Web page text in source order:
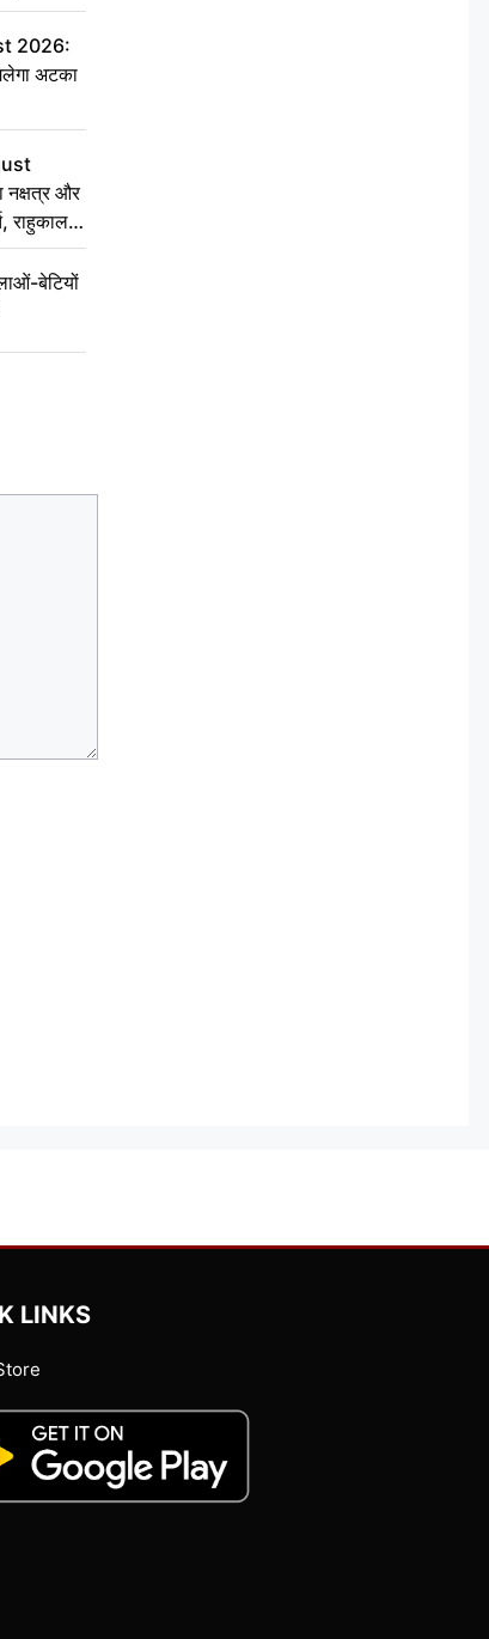
2026:
अटका
और
राहुकाल
बेटियों
LINKS